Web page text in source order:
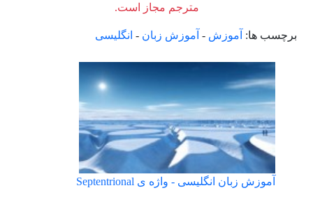
مترجم مجاز است.
برچسب ها: آموزش - آموزش زبان - انگلیسی
آموزش زبان انگلیسی - واژه ی Septentrional